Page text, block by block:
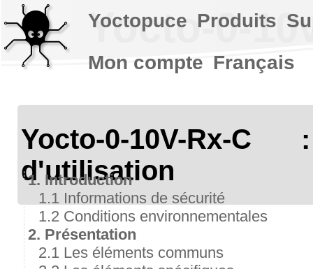
Yocto-0-
Yocto-0-10V-Rx-
d'utilisation
1. Introduction
1.1 Informations de sécurité
1.2 Conditions environnementales
2. Présentation
2.1 Les éléments communs
Yoctopuce Produits
Mon compte Français